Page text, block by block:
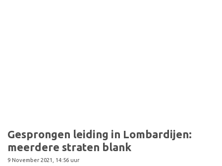
Gesprongen leiding in Lombardijen:
meerdere straten blank
9 November 2021, 14:56 uur